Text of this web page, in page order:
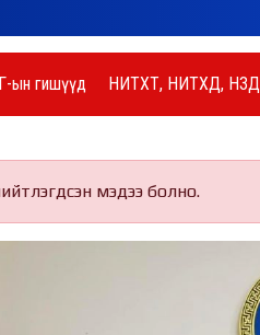
ын гишүүд НИТХТ, НИТХД, НЗД
мэдээ болно.